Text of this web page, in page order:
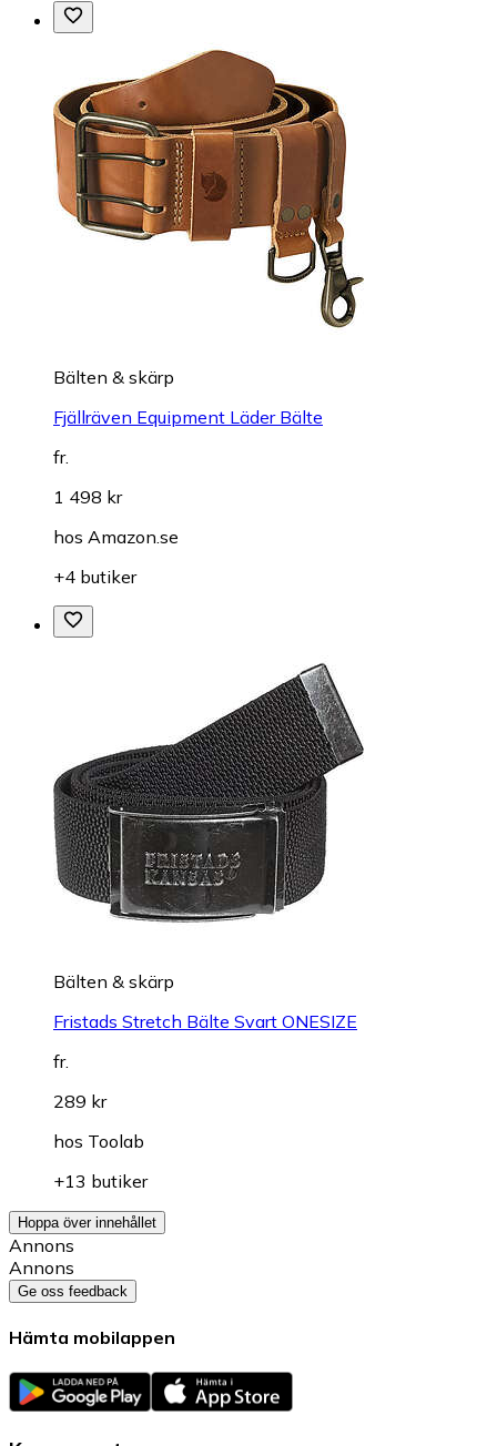
Bälten & skärp
Fjällräven Equipment Läder Bälte
fr.
1 498 kr
hos Amazon.se
+4 butiker
Bälten & skärp
Fristads Stretch Bälte Svart ONESIZE
fr.
289 kr
hos Toolab
+13 butiker
Hoppa över innehållet
Annons
Annons
Ge oss feedback
Hämta mobilappen